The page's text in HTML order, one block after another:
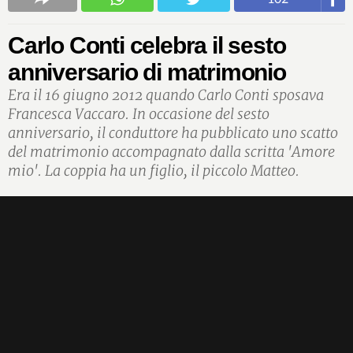
Carlo Conti celebra il sesto
anniversario di matrimonio
Era il 16 giugno 2012 quando Carlo Conti sposava
Francesca Vaccaro. In occasione del sesto
anniversario, il conduttore ha pubblicato uno scatto
del matrimonio accompagnato dalla scritta 'Amore
mio'. La coppia ha un figlio, il piccolo Matteo.